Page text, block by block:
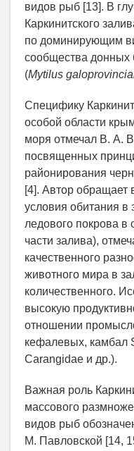
видов рыб [13]. В
Каркинитского
по доминирующим
сообщества донных
(Mytilus
Специфику
особой области
моря отмечал В. А.
посвященных
районирования
[4]. Автор
условия обитания в
ледового покрова
части залива),
качественного
животного мира в
количественного.
высокую
отношении
кефалевых, камбал
Carangidae и др.).
Важная роль
массового
видов рыб
М. Павловской [14,